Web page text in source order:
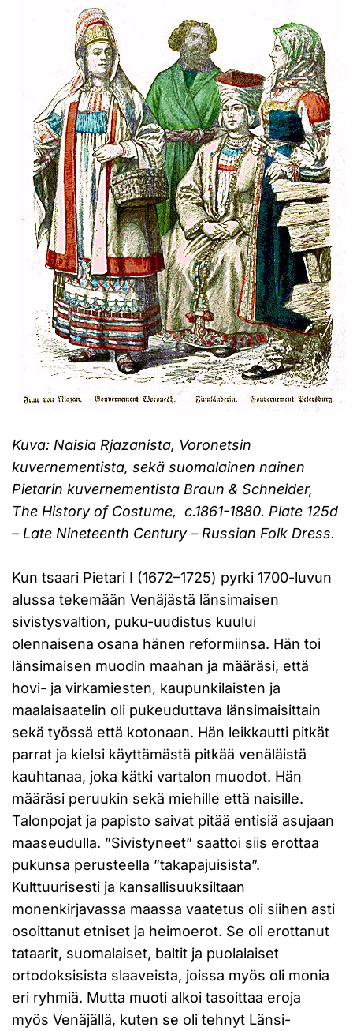
Kuva: Naisia Rjazanista, Voronetsin
kuvernementista, sekä suomalainen nainen
Pietarin kuvernementista Braun & Schneider,
The History of Costume, c.1861-1880. Plate 125d
– Late Nineteenth Century – Russian Folk Dress.
Kun tsaari Pietari I (1672–1725) pyrki 1700-luvun
alussa tekemään Venäjästä länsimaisen
sivistysvaltion, puku-uudistus kuului
olennaisena osana hänen reformiinsa. Hän toi
länsimaisen muodin maahan ja määräsi, että
hovi- ja virkamiesten, kaupunkilaisten ja
maalaisaatelin oli pukeuduttava länsimaisittain
sekä työssä että kotonaan. Hän leikkautti pitkät
parrat ja kielsi käyttämästä pitkää venäläistä
kauhtanaa, joka kätki vartalon muodot. Hän
määräsi peruukin sekä miehille että naisille.
Talonpojat ja papisto saivat pitää entisiä asujaan
maaseudulla. ”Sivistyneet” saattoi siis erottaa
pukunsa perusteella ”takapajuisista”.
Kulttuurisesti ja kansallisuuksiltaan
monenkirjavassa maassa vaatetus oli siihen asti
osoittanut etniset ja heimoerot. Se oli erottanut
tataarit, suomalaiset, baltit ja puolalaiset
ortodoksisista slaaveista, joissa myös oli monia
eri ryhmiä. Mutta muoti alkoi tasoittaa eroja
myös Venäjällä, kuten se oli tehnyt Länsi-